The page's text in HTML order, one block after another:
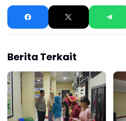
Berita Terkait